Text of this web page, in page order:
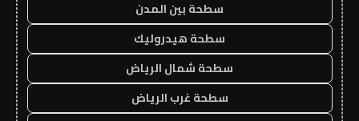
سطحة بين المدن
سطحة هيدروليك
سطحة شمال الرياض
سطحة غرب الرياض